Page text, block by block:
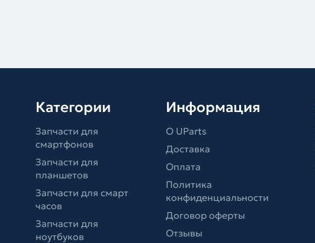
Категории
Запчасти для
смартфонов
Запчасти для
планшетов
Запчасти для смарт
часов
Запчасти для
ноутбуков
Информация
О UParts
Доставка
Оплата
Политика
конфиденциальности
Договор оферты
Отзывы